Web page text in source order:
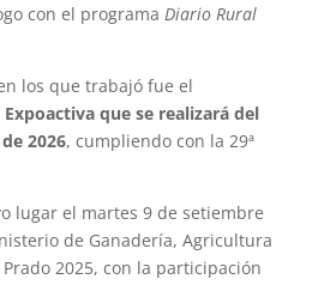
con el programa Diario Rural
los que trabajó fue el
que se realizará del
2026, cumpliendo con la 29ª
lugar el martes 9 de setiembre
de Ganadería, Agricultura
Prado 2025, con la participación